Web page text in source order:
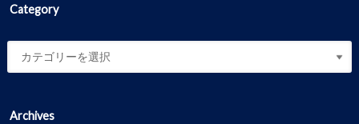
Category
Archives